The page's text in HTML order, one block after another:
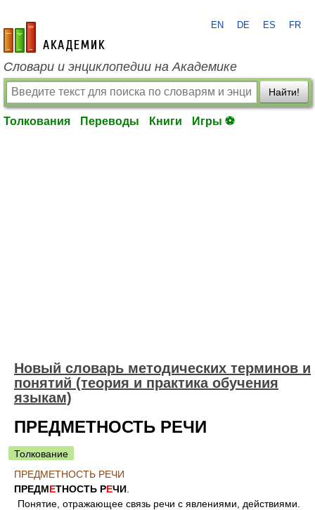
academic.ru
EN DE ES FR
Словари и энциклопедии на Академике
Найти!
Толкования Переводы Книги Игры ⚽
Новый словарь методических терминов и
понятий (теория и практика обучения
языкам)
ПРЕДМЕТНОСТЬ РЕЧИ
Толкование
ПРЕДМЕТНОСТЬ РЕЧИ
ПРЕДМЕТНОСТЬ РЕЧИ
Понятие, отражающее связь речи с явлениями, действиями.